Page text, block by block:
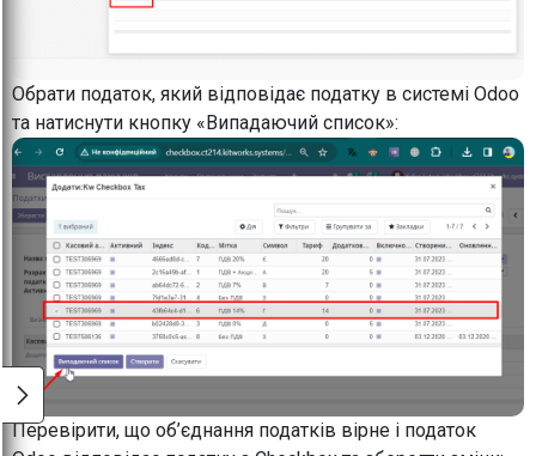
Обрати податок, який відповідає податку в системі Odoo
та натиснути кнопку «Випадаючий список»:
Перевірити, що об’єднання податків вірне і податок